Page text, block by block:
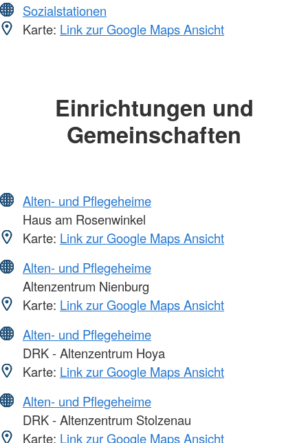
Sozialstationen
Karte: Link zur Google Maps Ansicht
Einrichtungen und
Gemeinschaften
Alten- und Pflegeheime
Haus am Rosenwinkel
Karte: Link zur Google Maps Ansicht
Alten- und Pflegeheime
Altenzentrum Nienburg
Karte: Link zur Google Maps Ansicht
Alten- und Pflegeheime
DRK - Altenzentrum Hoya
Karte: Link zur Google Maps Ansicht
Alten- und Pflegeheime
DRK - Altenzentrum Stolzenau
Karte: Link zur Google Maps Ansicht